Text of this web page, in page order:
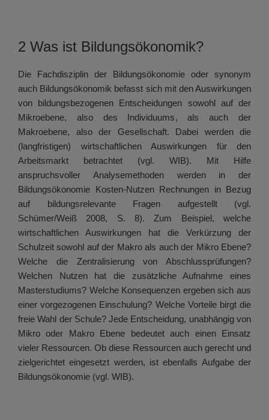
2 Was ist Bildungsökonomik?
Die Fachdisziplin der Bildungsökonomie oder synonym
auch Bildungsökonomik befasst sich mit den Auswirkungen
von bildungsbezogenen Entscheidungen sowohl auf der
Mikroebene, also des Individuums, als auch der
Makroebene, also der Gesellschaft. Dabei werden die
(langfristigen) wirtschaftlichen Auswirkungen für den
Arbeitsmarkt betrachtet (vgl. WIB). Mit Hilfe
anspruchsvoller Analysemethoden werden in der
Bildungsökonomie Kosten-Nutzen Rechnungen in Bezug
auf bildungsrelevante Fragen aufgestellt (vgl.
Schümer/Weiß 2008, S. 8). Zum Beispiel, welche
wirtschaftlichen Auswirkungen hat die Verkürzung der
Schulzeit sowohl auf der Makro als auch der Mikro Ebene?
Welche die Zentralisierung von Abschlussprüfungen?
Welchen Nutzen hat die zusätzliche Aufnahme eines
Masterstudiums? Welche Konsequenzen ergeben sich aus
einer vorgezogenen Einschulung? Welche Vorteile birgt die
freie Wahl der Schule? Jede Entscheidung, unabhängig von
Mikro oder Makro Ebene bedeutet auch einen Einsatz
vieler Ressourcen. Ob diese Ressourcen auch gerecht und
zielgerichtet eingesetzt werden, ist ebenfalls Aufgabe der
Bildungsökonomie (vgl. WIB).